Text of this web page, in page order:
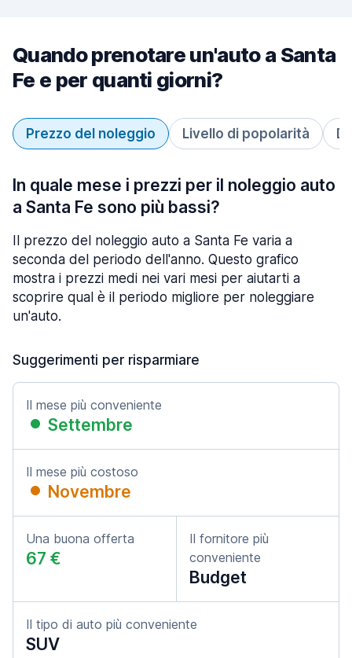
Quando prenotare un'auto a Santa
Fe e per quanti giorni?
Prezzo del noleggio Livello di popolarità
In quale mese i prezzi per il noleggio auto
a Santa Fe sono più bassi?
Il prezzo del noleggio auto a Santa Fe varia a
seconda del periodo dell'anno. Questo grafico
mostra i prezzi medi nei vari mesi per aiutarti a
scoprire qual è il periodo migliore per noleggiare
un'auto.
Suggerimenti per risparmiare
Il mese più conveniente
Settembre
Il mese più costoso
Novembre
Una buona offerta
67 €
Il fornitore più
conveniente
Budget
Il tipo di auto più conveniente
SUV